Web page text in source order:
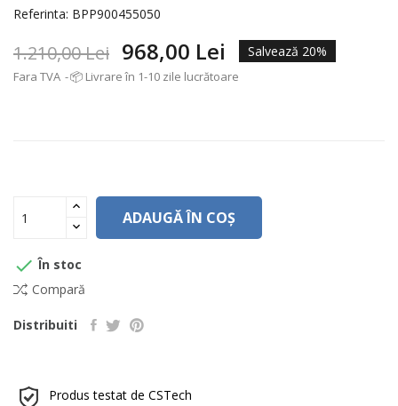
Referinta: BPP900455050
1.210,00 Lei 968,00 Lei Salvează 20%
Fara TVA 📦 Livrare în 1-10 zile lucrătoare
ADAUGĂ ÎN COȘ
 În stoc
Compară
Distribuiti
Produs testat de CSTech